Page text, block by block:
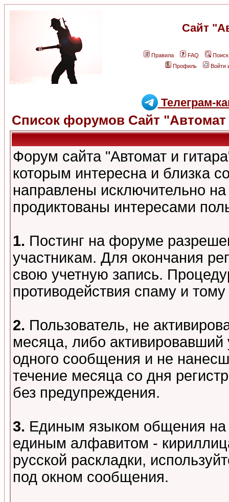
Сайт
Правила FAQ
Поиск
Профиль
Войти
Телеграм-
Список форумов Сайт "Автомат
Форум сайта "Автомат и
которым интересна и близка
направлены исключительно
продиктованы интересами
1. Постинг на форуме
участникам. Для окончания
свою учетную запись.
противодействия спаму и
2. Пользователь, не
месяца, либо
одного сообщения и не
течение месяца со дня
без предупреждения.
3. Единым языком общения на
единым алфавитом -
русской раскладки,
под окном сообщения.